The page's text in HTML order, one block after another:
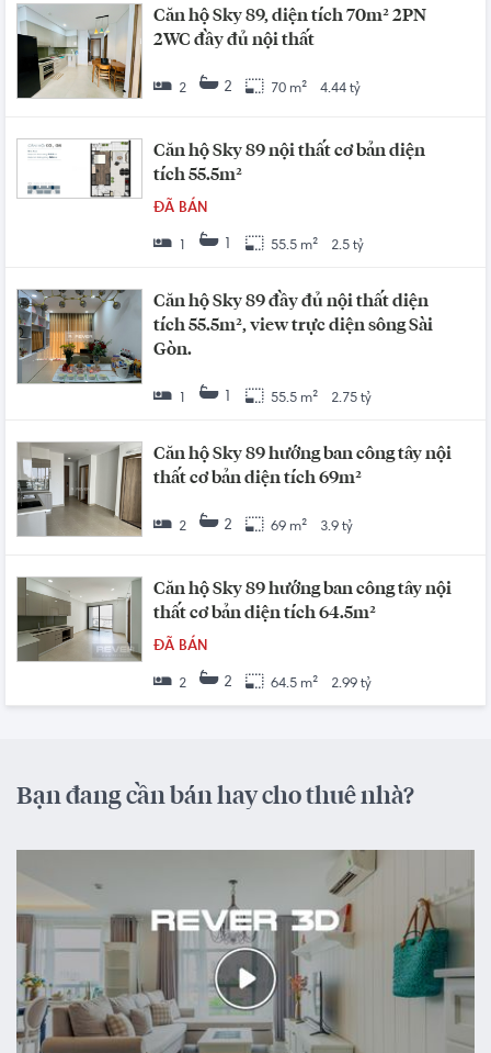
Căn hộ Sky 89, diện tích 70m² 2PN
2WC đầy đủ nội thất
2 2 70 m² 4.44 tỷ
Căn hộ Sky 89 nội thất cơ bản diện
tích 55.5m²
ĐÃ BÁN
1 55.5 m² 2.5 tỷ
Căn hộ Sky 89 đầy đủ nội thất diện
tích 55.5m², view trực diện sông Sài
Gòn.
1 55.5 m² 2.75 tỷ
Căn hộ Sky 89 hướng ban công tây nội
thất cơ bản diện tích 69m²
2 2 69 m² 3.9 tỷ
Căn hộ Sky 89 hướng ban công tây nội
thất cơ bản diện tích 64.5m²
ĐÃ BÁN
2 2 64.5 m² 2.99 tỷ
Bạn đang cần bán hay cho thuê nhà?